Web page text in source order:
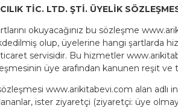
TİC. LTD. ŞTİ. ÜYELİK
okuyacağınız bu sözleşme
olup, üyelerine hangi şartlarda
servisidir. Bu hizmetler
üye arafından kanunen reşit
www.arikitabevi.com alan adlı
ister ziyaretçi (ziyaretçi: üye